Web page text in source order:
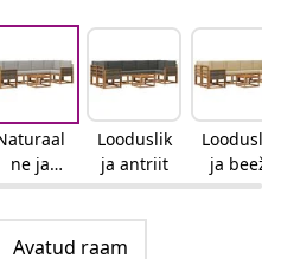
ne ja
Looduslik
ja antriit
Looduslik
ja beež
Avatud raam